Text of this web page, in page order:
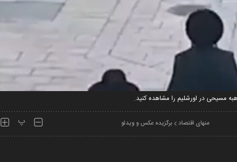
مسیحی در اورشلیم را مشاهده کنید.
منهای اقتصاد برگزیده عکس و ویدئو پ